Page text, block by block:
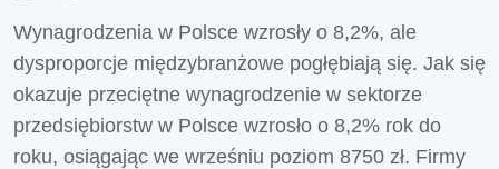
Wynagrodzenia w Polsce wzrosły o 8,2%, ale
dysproporcje międzybranżowe pogłębiają się. Jak się
okazuje przeciętne wynagrodzenie w sektorze
przedsiębiorstw w Polsce wzrosło o 8,2% rok do
roku, osiągając we wrześniu poziom 8750 zł. Firmy